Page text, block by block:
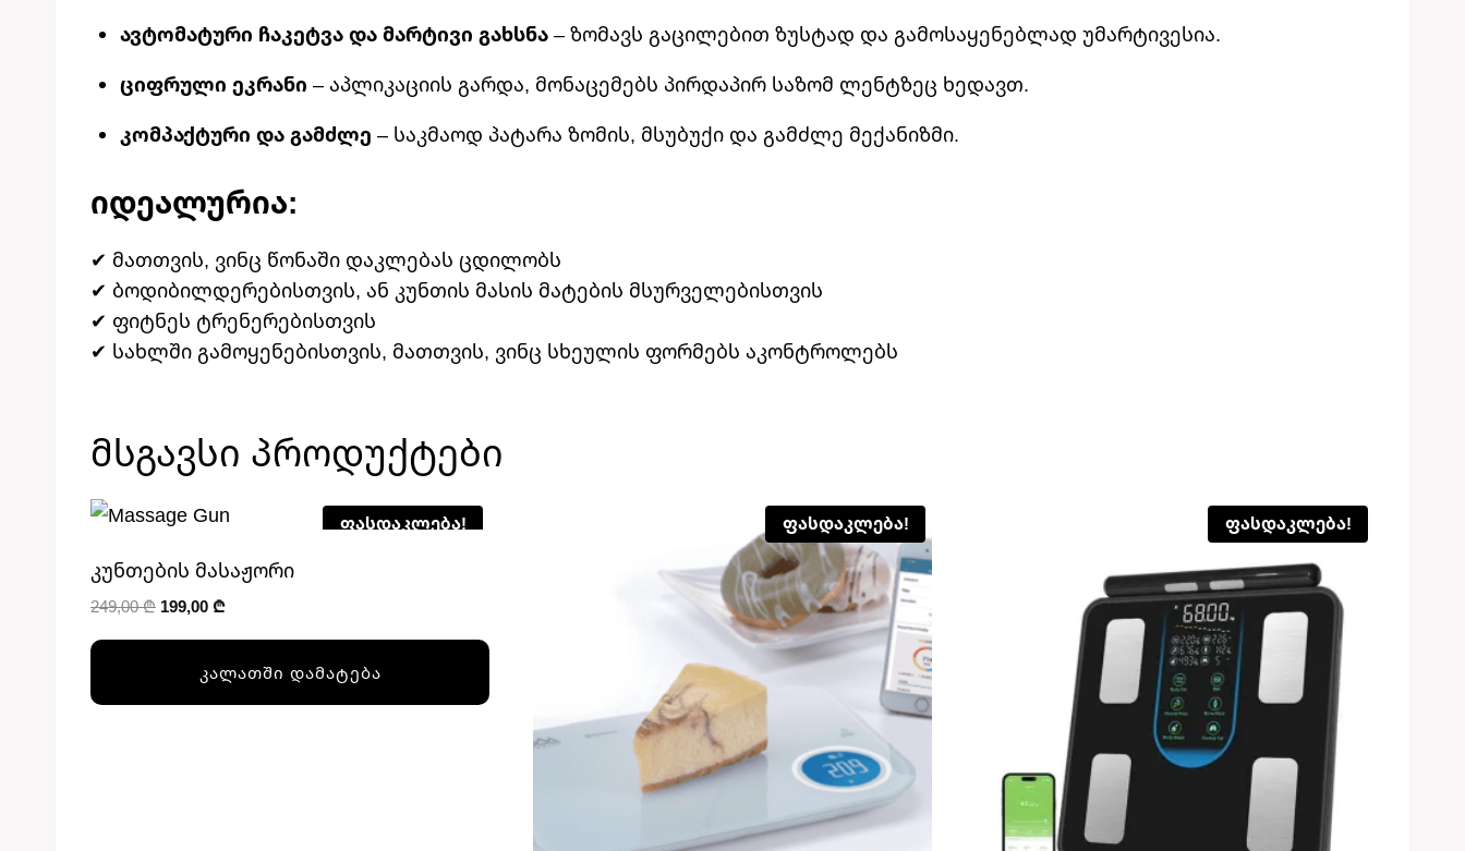
ავტომატური ჩაკეტვა და მარტივი გახსნა – ზომავს გაცილებით ზუსტად და გამოსაყენებლად უმარტივესია.
ციფრული ეკრანი – აპლიკაციის გარდა, მონაცემებს პირდაპირ საზომ ლენტზეც ხედავთ.
კომპაქტური და გამძლე – საკმაოდ პატარა ზომის, მსუბუქი და გამძლე მექანიზმი.
Იდეალურია:
✔ მათთვის, ვინც წონაში დაკლებას ცდილობს
✔ ბოდიბილდერებისთვის, ან კუნთის მასის მატების მსურველებისთვის
✔ ფიტნეს ტრენერებისთვის
✔ სახლში გამოყენებისთვის, მათთვის, ვინც სხეულის ფორმებს აკონტროლებს
Მსგავსი Პროდუქტები
ფასდაკლება!
Კუნთების Მასაჟორი
249,00₾ Original
249,00 ₾.
199,00₾Current
199,00 ₾.
ᲙᲐᲚᲐᲗᲨᲘ ᲓᲐᲛᲐᲢᲔᲑᲐ
ფასდაკლება! ფასდაკლება!